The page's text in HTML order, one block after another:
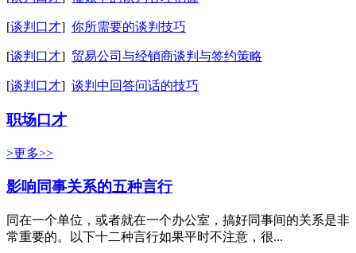
[谈判口才] 你所需要的谈判技巧
[谈判口才] 贸易公司与经销商谈判与签约策略
[谈判口才] 谈判中回答问话的技巧
职场口才
>更多>>
影响同事关系的五种言行
同在一个单位，或者就在一个办公室，搞好同事间的关系是非
常重要的。以下十二种言行如果平时不注意，很...